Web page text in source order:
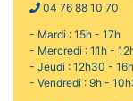
04 76 88 10 70
- Mardi : 15h - 17h
- Mercredi : 11h -
- Jeudi : 12h30 - 16h
- Vendredi : 9h -